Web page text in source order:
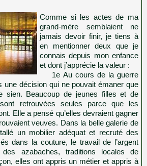
Comme si les actes de ma
grand-mère semblaient ne
jamais devoir finir, je tiens à
en mentionner deux que je
connais depuis mon enfance
et dont j’apprécie la valeur :
1e Au cours de la guerre
une décision qui ne pouvait émaner que
sien. Beaucoup de jeunes filles et de
retrouvées seules parce que les
Elle a pensé qu’elles devraient gagner
veuves. Dans la belle galerie de
un mobilier adéquat et recruté des
dans la couture, le travail de l’argent
azabaches, traditions locales de
elles ont appris un métier et appris à